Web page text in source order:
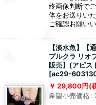
終画像判断で
体をお送りい
ご確認お願い
【淡水魚】【
プルクラ リオ
販売】(アピス
[ac29-
29,800円(
希望小売価格: